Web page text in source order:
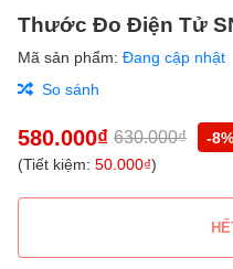
Thước Đo Điện Tử
Mã sản phẩm: Đang cập nhật
So sánh
580.000₫ 630.000₫
-8%
(Tiết kiệm: 50.000₫)